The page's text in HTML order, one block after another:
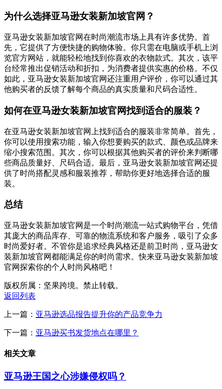
为什么选择亚马逊女装新加坡官网？
亚马逊女装新加坡官网在时尚潮流市场上具有许多优势。首
先，它提供了方便快捷的购物体验。你只需在电脑或手机上浏
览官方网站，就能轻松地找到你喜欢的衣物款式。其次，该平
台经常推出促销活动和折扣，为消费者提供实惠的价格。不仅
如此，亚马逊女装新加坡官网还注重用户评价，你可以通过其
他购买者的反馈了解每个商品的真实质量和尺码合适性。
如何在亚马逊女装新加坡官网找到适合的服装？
在亚马逊女装新加坡官网上找到适合的服装非常简单。首先，
你可以使用搜索功能，输入你想要购买的款式、颜色或品牌来
缩小搜索范围。其次，你可以根据其他购买者的评价来判断哪
些商品质量好、尺码合适。最后，亚马逊女装新加坡官网还提
供了时尚搭配灵感和服装推荐，帮助你更好地选择合适的服
装。
总结
亚马逊女装新加坡官网是一个时尚潮流一站式购物平台，凭借
其庞大的商品库存、可靠的物流系统和客户服务，吸引了众多
时尚爱好者。不管你是追求经典风格还是前卫时尚，亚马逊女
装新加坡官网都能满足你的时尚需求。快来亚马逊女装新加坡
官网探索你的个人时尚风格吧！
版权所属：坚果跨境。禁止转载。
返回列表
上一篇： 亚马逊选品报告提升你的产品竞争力
下一篇： 亚马逊买书发货地点在哪里？
相关文章
亚马逊王国之心涉嫌侵权吗？